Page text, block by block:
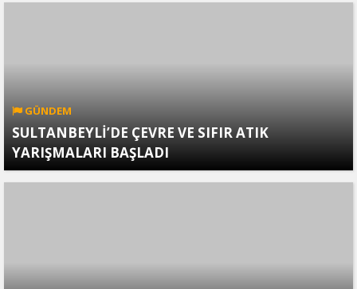
GÜNDEM
SULTANBEYLİ’DE ÇEVRE VE SIFIR ATIK
YARIŞMALARI BAŞLADI